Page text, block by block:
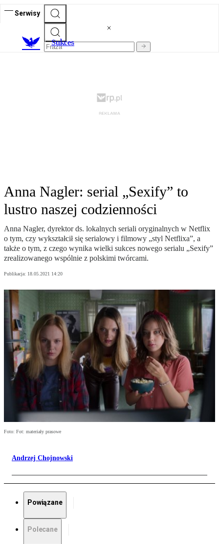
Serwisy
Sukces
Anna Nagler: serial „Sexify” to
lustro naszej codzienności
Anna Nagler, dyrektor ds. lokalnych seriali oryginalnych w Netflix
o tym, czy wykształcił się serialowy i filmowy „styl Netflixa”, a
także o tym, z czego wynika wielki sukces nowego serialu „Sexify”
zrealizowanego wspólnie z polskimi twórcami.
Publikacja: 18.05.2021 14:20
Foto: Fot: materiały prasowe
Andrzej Chojnowski
Powiązane
Polecane